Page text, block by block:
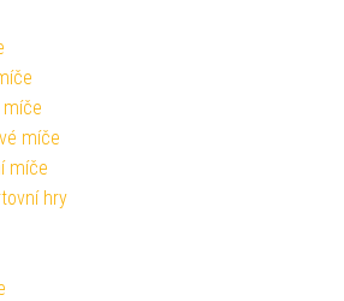
míče
míče
hry